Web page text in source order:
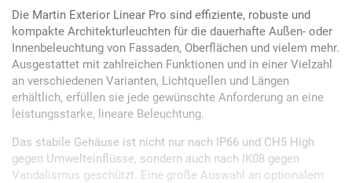
Die Martin Exterior Linear Pro sind effiziente, robuste und
kompakte Architekturleuchten für die dauerhafte Außen- oder
Innenbeleuchtung von Fassaden, Oberflächen und vielem mehr.
Ausgestattet mit zahlreichen Funktionen und in einer Vielzahl
an verschiedenen Varianten, Lichtquellen und Längen
erhältlich, erfüllen sie jede gewünschte Anforderung an eine
leistungsstarke, lineare Beleuchtung.
Das stabile Gehäuse ist nicht nur nach IP66 und CH5 High
gegen Umwelteinflüsse, sondern auch nach IK08 gegen
Vandalismus geschützt. Eine große Auswahl an optionalem